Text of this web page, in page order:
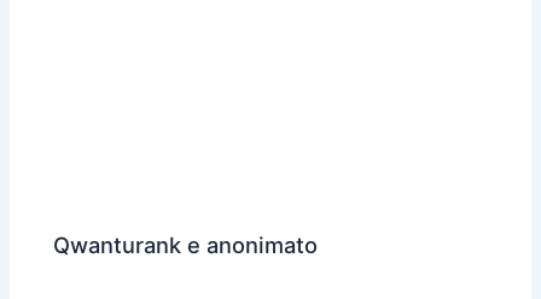
Qwanturank e anonimato